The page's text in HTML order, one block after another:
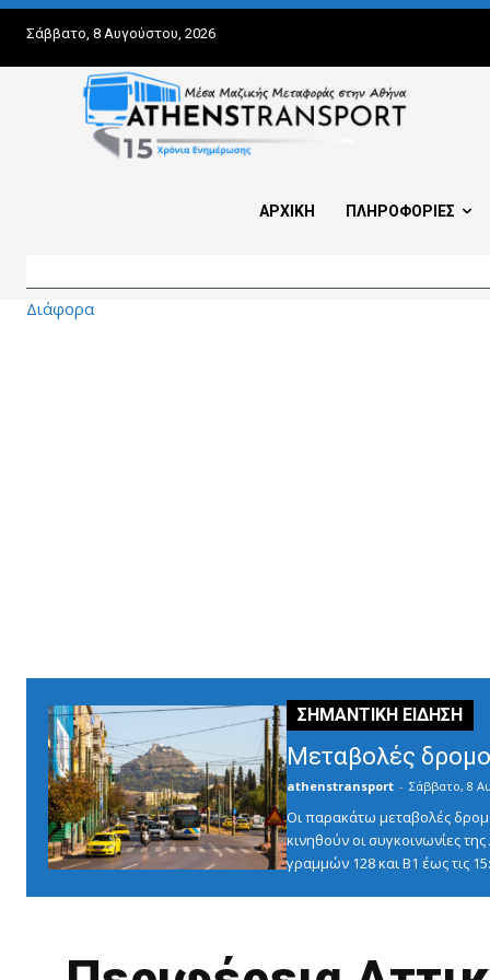
Σάββατο, 8 Αυγούστου, 2026
ΑΡΧΙΚΗ ΠΛΗΡΟΦΟΡΙΕΣ
Διάφορα
Μεταβολές
athenstransport - Σάββατο, 8
Οι παρακάτω μεταβολές
κινηθούν οι συγκοινωνίες
γραμμών 128 και Β1 έως τις